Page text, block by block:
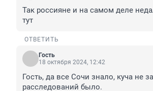
Так россияне и на самом деле
тут
ОТВЕТИТЬ
Гость
18 октября 2024, 12:42
Гость, да все Сочи знало, куча не
расследований было.